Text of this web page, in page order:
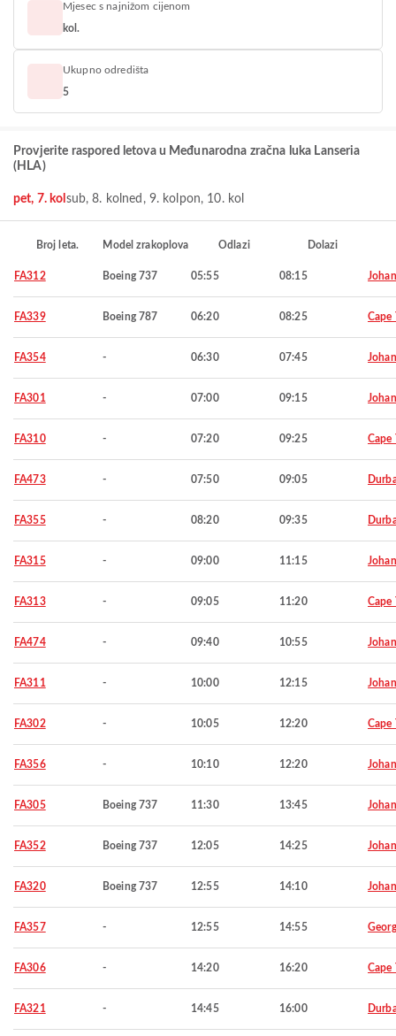
Mjesec s najnižom cijenom
kol.
Ukupno odredišta
5
Provjerite raspored letova u Međunarodna zračna luka Lanseria
(HLA)
pet, 7. kol sub, 8. kol ned, 9. kol pon, 10. kol
Broj leta. Model zrakoplova Odlazi Dolazi
FA312 Boeing 737 05:55 08:15
FA339 Boeing 787 06:20 08:25 Cape
FA354 - 06:30 07:45
FA301 - 07:00 09:15
FA310 - 07:20 09:25 Cape
FA473 - 07:50 09:05
FA355 - 08:20 09:35
FA315 - 09:00 11:15
FA313 - 09:05 11:20 Cape
FA474 - 09:40 10:55
FA311 - 10:00 12:15
FA302 - 10:05 12:20 Cape
FA356 - 10:10 12:20
FA305 Boeing 737 11:30 13:45
FA352 Boeing 737 12:05 14:25
FA320 Boeing 737 12:55 14:10
FA357 - 12:55 14:55
FA306 - 14:20 16:20 Cape
FA321 - 14:45 16:00